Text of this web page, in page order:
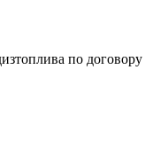
по договору